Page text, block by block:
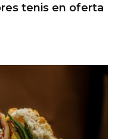
tenis en oferta